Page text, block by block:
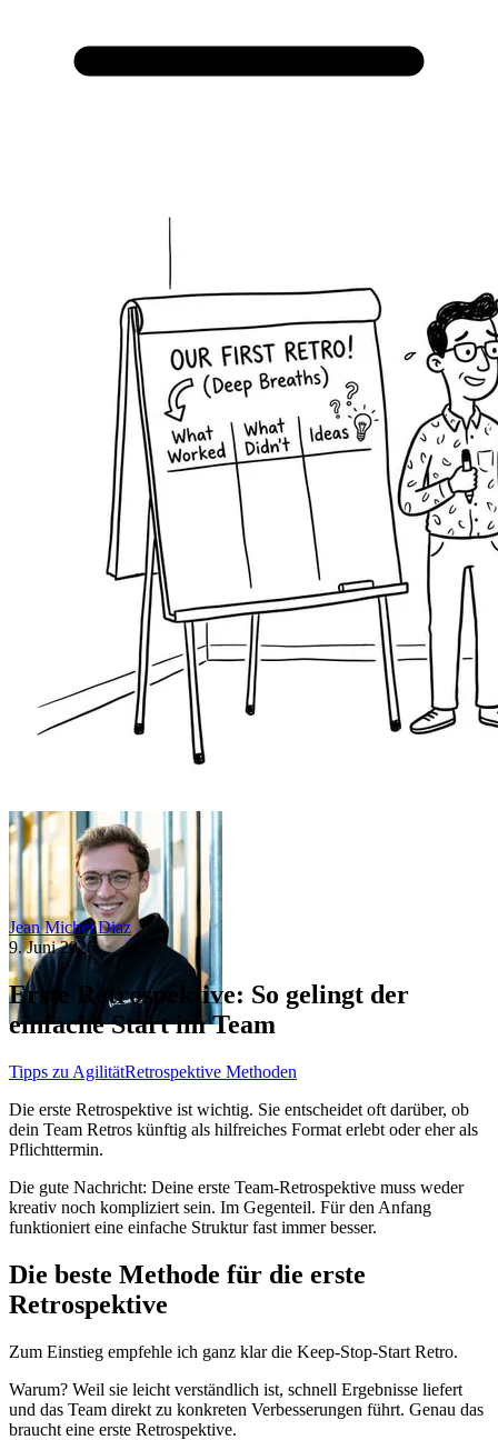
Jean Michel Diaz
9. Juni 2026
Erste Retrospektive: So gelingt der
einfache Start im Team
Tipps zu AgilitätRetrospektive Methoden
Die erste Retrospektive ist wichtig. Sie entscheidet oft darüber, ob
dein Team Retros künftig als hilfreiches Format erlebt oder eher als
Pflichttermin.
Die gute Nachricht: Deine erste Team-Retrospektive muss weder
kreativ noch kompliziert sein. Im Gegenteil. Für den Anfang
funktioniert eine einfache Struktur fast immer besser.
Die beste Methode für die erste
Retrospektive
Zum Einstieg empfehle ich ganz klar die Keep-Stop-Start Retro.
Warum? Weil sie leicht verständlich ist, schnell Ergebnisse liefert
und das Team direkt zu konkreten Verbesserungen führt. Genau das
braucht eine erste Retrospektive.